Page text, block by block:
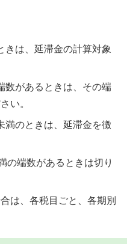
きは、延滞金の計算対象
数があるときは、その端
い。
満のときは、延滞金を徴
の端数があるときは切り
は、各税目ごと、各期別